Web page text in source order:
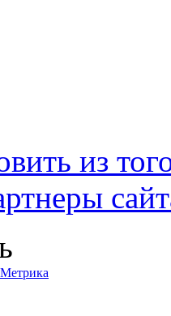
из